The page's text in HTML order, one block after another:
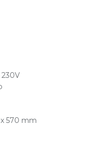
230V
570 mm